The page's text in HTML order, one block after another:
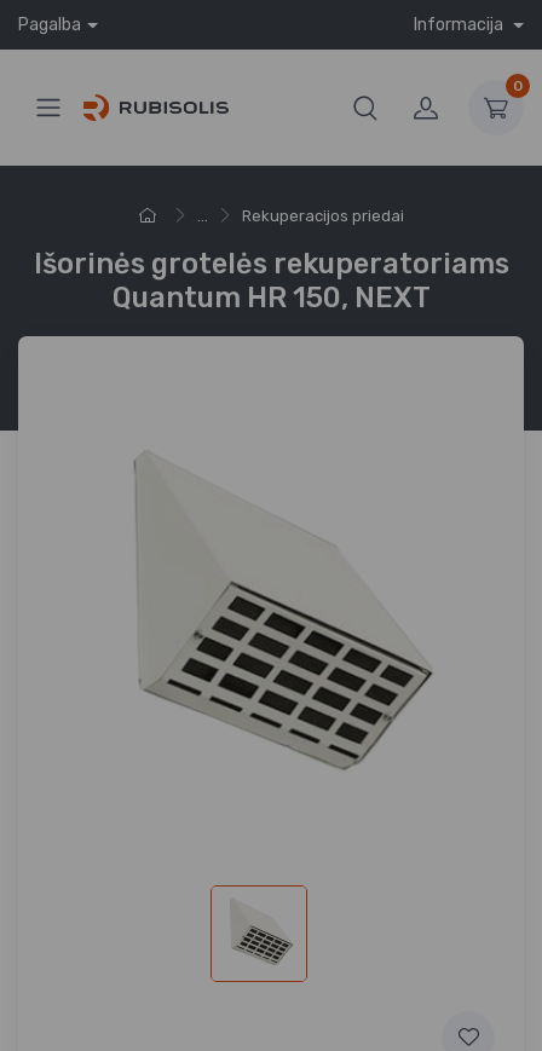
Pagalba Informacija
0
... Rekuperacijos priedai
Išorinės grotelės rekuperatoriams
Quantum HR 150, NEXT